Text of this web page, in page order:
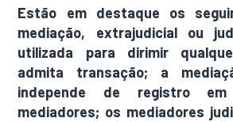
Estão em destaque os
mediação, extrajudicial ou
utilizada para dirimir
admita transação; a
independe de registro
mediadores; os mediadores